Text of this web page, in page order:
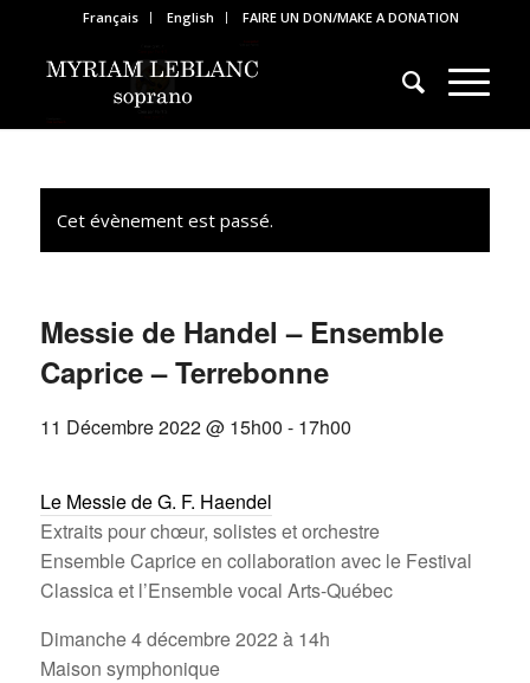
Français English FAIRE UN DON/MAKE A DONATION
Cet évènement est passé.
Messie de Handel – Ensemble
Caprice – Terrebonne
11 Décembre 2022 @ 15h00 - 17h00
Le Messie de G. F. Haendel
Extraits pour chœur, solistes et orchestre
Ensemble Caprice en collaboration avec le Festival
Classica et l’Ensemble vocal Arts-Québec
Dimanche 4 décembre 2022 à 14h
Maison symphonique